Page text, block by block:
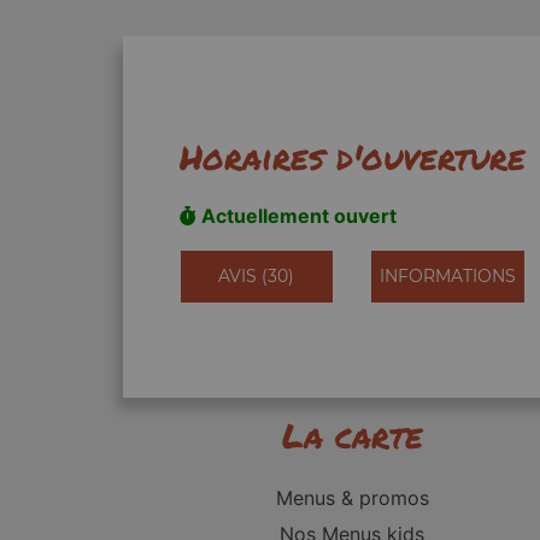
Horaires d'ouverture
Actuellement ouvert
AVIS (30) INFORMATIONS
La carte
Menus & promos
Nos Menus kids